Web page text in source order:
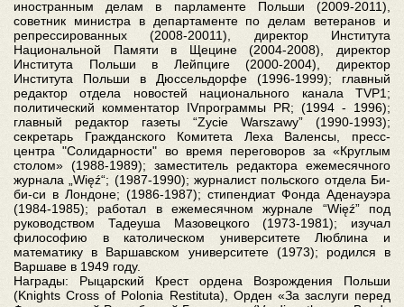
иностранным делам в парламенте Польши (2009-2011),
советник министра в департаменте по делам ветеранов и
репрессированных (2008-20011), директор Института
Национальной Памяти в Щецине (2004-2008), директор
Института Польши в Лейпциге (2000-2004), директор
Института Польши в Дюссельдорфе (1996-1999); главный
редактор отдела новостей национального канала TVP1;
политический комментатор IVпрограммы PR; (1994 - 1996);
главный редактор газеты “Zycie Warszawy” (1990-1993);
секретарь Гражданского Комитета Леха Валенсы, пресс-
центра "Солидарности" во время переговоров за «Круглым
столом» (1988-1989); заместитель редактора ежемесячного
журнала „Więź“; (1987-1990); журналист польского отдела Би-
би-си в Лондоне; (1986-1987); стипендиат Фонда Аденауэра
(1984-1985); работал в ежемесячном журнале “Więź” под
руководством Тадеуша Мазовецкого (1973-1981); изучал
философию в католическом университете Люблина и
математику в Варшавском университете (1973); родился в
Варшаве в 1949 году.
Награды: Рыцарский Крест ордена Возрождения Польши
(Knights Cross of Polonia Restituta), Орден «За заслуги перед